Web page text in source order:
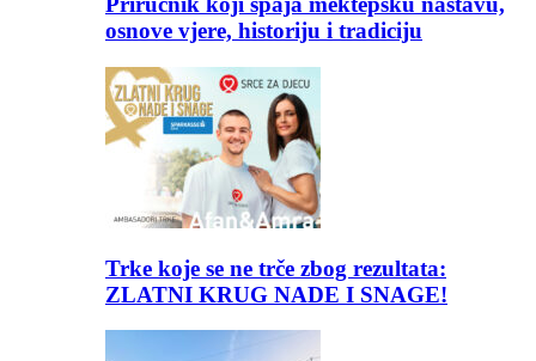
osnove vjere, historiju i tradiciju
Trke koje se ne trče zbog rezultata:
ZLATNI KRUG NADE I SNAGE!